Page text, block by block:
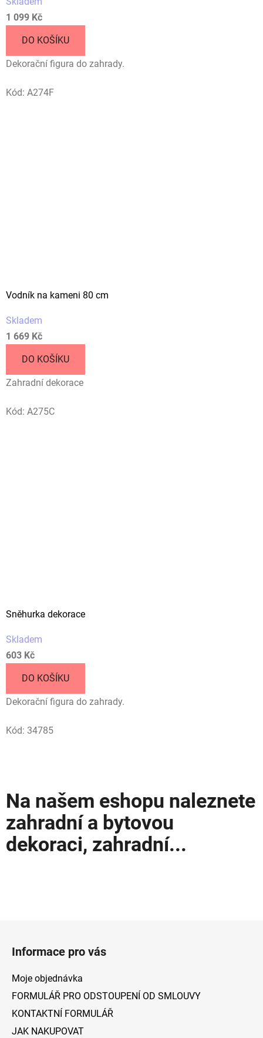
1 099 Kč
DO KOŠÍKU
Dekorační figura do zahrady.
Kód: A274F
Vodník na kameni 80 cm
Skladem
1 669 Kč
DO KOŠÍKU
Zahradní dekorace
Kód: A275C
Sněhurka dekorace
Skladem
603 Kč
DO KOŠÍKU
Dekorační figura do zahrady.
Kód: 34785
Na našem eshopu naleznete
zahradní a bytovou
dekoraci, zahradní...
Informace pro vás
Moje objednávka
FORMULÁŘ PRO ODSTOUPENÍ OD SMLOUVY
KONTAKTNÍ FORMULÁŘ
JAK NAKUPOVAT